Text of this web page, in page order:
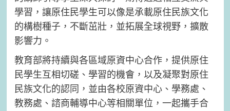
學習，讓原住民學生可以像是承載原住民族文化
的構樹種子，不斷茁壯，並拓展全球視野，擴散
影響力。
教育部將持續與各區域原資中心合作，提供原住
民學生互相切磋、學習的機會，以及凝聚對原住
民族文化的認同，並由各校原資中心、學務處、
教務處、諮商輔導中心等相關單位，一起攜手合